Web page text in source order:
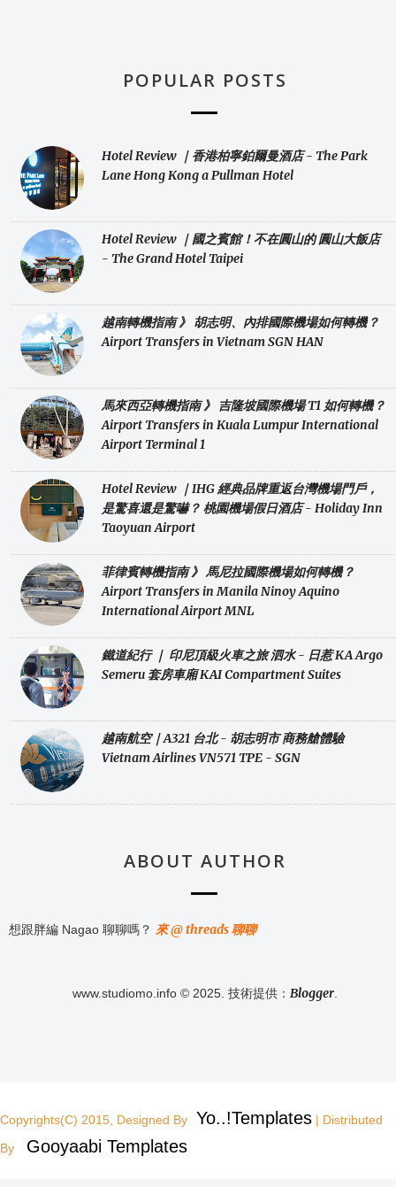
POPULAR POSTS
Hotel Review ｜香港柏寧鉑爾曼酒店 - The Park
Lane Hong Kong a Pullman Hotel
Hotel Review ｜國之賓館！不在圓山的 圓山大飯店
- The Grand Hotel Taipei
越南轉機指南 》 胡志明、內排國際機場如何轉機？
Airport Transfers in Vietnam SGN HAN
馬來西亞轉機指南 》 吉隆坡國際機場 T1 如何轉機？
Airport Transfers in Kuala Lumpur International
Airport Terminal 1
Hotel Review ｜IHG 經典品牌重返台灣機場門戶，
是驚喜還是驚嚇？ 桃園機場假日酒店 - Holiday Inn
Taoyuan Airport
菲律賓轉機指南 》 馬尼拉國際機場如何轉機？
Airport Transfers in Manila Ninoy Aquino
International Airport MNL
鐵道紀行 ｜ 印尼頂級火車之旅 泗水 - 日惹 KA Argo
Semeru 套房車廂 KAI Compartment Suites
越南航空｜A321 台北 - 胡志明市 商務艙體驗
Vietnam Airlines VN571 TPE - SGN
ABOUT AUTHOR
想跟胖編 Nagao 聊聊嗎？ 來 @ threads 聊聊
www.studiomo.info © 2025. 技術提供： Blogger.
Copyrights(C) 2015, Designed By Yo..!Templates | Distributed
By
Gooyaabi Templates